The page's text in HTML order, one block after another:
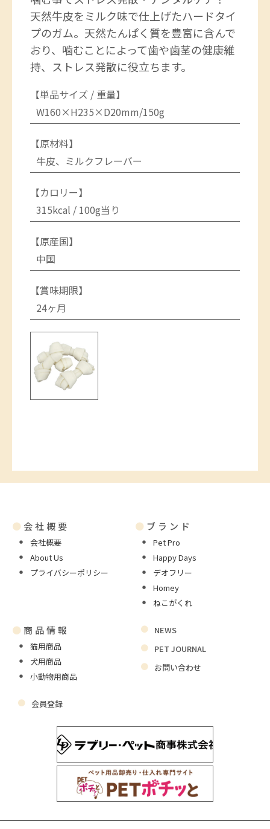
天然牛皮をミルク味で仕上げたハードタイ
プのガム。天然たんぱく質を豊富に含んで
おり、噛むことによって歯や歯茎の健康維
持、ストレス発散に役立ちます。
【単品サイズ / 重量】
W160×H235×D20mm/150g
【原材料】
牛皮、ミルクフレーバー
【カロリー】
315kcal / 100g当り
【原産国】
中国
【賞味期限】
24ヶ月
● 会社概要
会社概要
About Us
プライバシーポリシー
● ブランド
Pet Pro
Happy Days
デオフリー
Homey
ねこがくれ
● 商品情報
猫用商品
犬用商品
小動物用商品
NEWS
PET JOURNAL
お問い合わせ
会員登録